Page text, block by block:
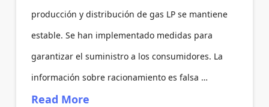
producción y distribución de gas LP se mantiene
estable. Se han implementado medidas para
garantizar el suministro a los consumidores. La
información sobre racionamiento es falsa …
Read More